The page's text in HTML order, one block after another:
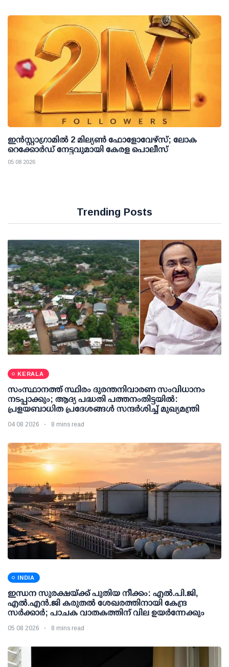
ഇന്‍സ്റ്റാഗ്രാമില്‍ 2 മില്യണ്‍ ഫോളോവേഴ്സ്; ലോക
റെക്കോര്‍ഡ് നേട്ടവുമായി കേരള പൊലീസ്
05 08 2026
Trending Posts
KERALA
സംസ്ഥാനത്ത് സ്ഥിരം ദുരന്തനിവാരണ സംവിധാനം
നടപ്പാക്കും; ആദ്യ പദ്ധതി പത്തനംതിട്ടയില്‍:
പ്രളയബാധിത പ്രദേശങ്ങള്‍ സന്ദര്‍ശിച്ച് മുഖ്യമന്ത്രി
04 08 2026 8 mins read
INDIA
ഇന്ധന സുരക്ഷയ്ക്ക് പുതിയ നീക്കം: എല്‍.പി.ജി,
എല്‍.എന്‍.ജി കരുതല്‍ ശേഖരത്തിനായി കേന്ദ്ര
സര്‍ക്കാര്‍; പാചക വാതകത്തിന് വില ഉയര്‍ന്നേക്കും
05 08 2026 8 mins read